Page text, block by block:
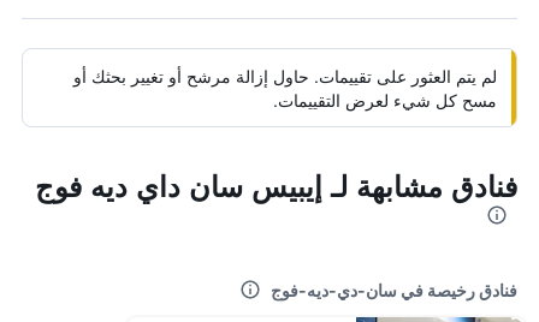
لم يتم العثور على تقييمات. حاول إزالة مرشح أو تغيير بحثك أو
مسح كل شيء لعرض التقييمات.
فنادق مشابهة لـ إيبيس سان داي ديه فوج
فنادق رخيصة في سان-دي-ديه-فوج